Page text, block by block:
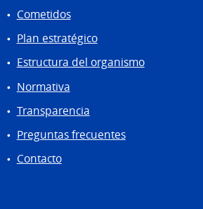
Cometidos
Plan estratégico
Estructura del organismo
Normativa
Transparencia
Preguntas frecuentes
Contacto